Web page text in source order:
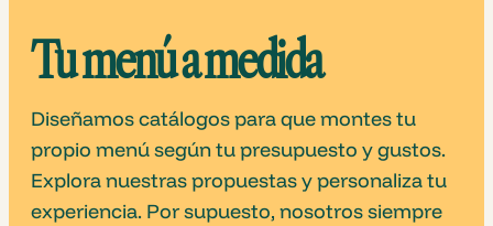
Tu menú a medida
Diseñamos catálogos para que montes tu
propio menú según tu presupuesto y gustos.
Explora nuestras propuestas y personaliza tu
experiencia. Por supuesto, nosotros siempre